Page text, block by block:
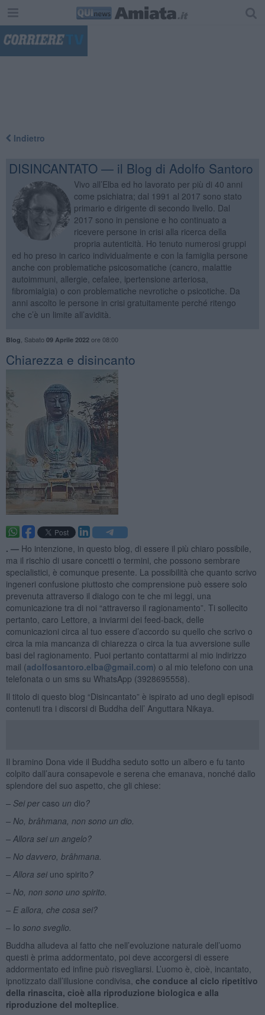
Indietro
DISINCANTATO — il Blog di Adolfo Santoro
Vivo all’Elba ed ho lavorato per più di 40 anni
come psichiatra; dal 1991 al 2017 sono stato
primario e dirigente di secondo livello. Dal
2017 sono in pensione e ho continuato a
ricevere persone in crisi alla ricerca della
propria autenticità. Ho tenuto numerosi gruppi
ed ho preso in carico individualmente e con la famiglia persone
anche con problematiche psicosomatiche (cancro, malattie
autoimmuni, allergie, cefalee, ipertensione arteriosa,
fibromialgia) o con problematiche nevrotiche o psicotiche. Da
anni ascolto le persone in crisi gratuitamente perché ritengo
che c’è un limite all’avidità.
Blog Sabato 09 Aprile 2022ore 08:00
​Chiarezza e disincanto
. — Ho intenzione, in questo blog, di essere il più chiaro possibile,
ma il rischio di usare concetti o termini, che possono sembrare
specialistici, è comunque presente. La possibilità che quanto scrivo
ingeneri confusione piuttosto che comprensione può essere solo
prevenuta attraverso il dialogo con te che mi leggi, una
comunicazione tra di noi “attraverso il ragionamento”. Ti sollecito
pertanto, caro Lettore, a inviarmi dei feed-back, delle
comunicazioni circa al tuo essere d’accordo su quello che scrivo o
circa la mia mancanza di chiarezza o circa la tua avversione sulle
basi del ragionamento. Puoi pertanto contattarmi al mio indirizzo
mail (adolfosantoro.elba@gmail.com) o al mio telefono con una
telefonata o un sms su WhatsApp (3928695558).
Il titolo di questo blog “Disincantato” è ispirato ad uno degli episodi
contenuti tra i discorsi di Buddha dell’ Anguttara Nikaya.
Il bramino Dona vide il Buddha seduto sotto un albero e fu tanto
colpito dall’aura consapevole e serena che emanava, nonché dallo
splendore del suo aspetto, che gli chiese:
– Sei per caso un dio?
– No, brâhmana, non sono un dio.
– Allora sei un angelo?
– No davvero, brâhmana.
– Allora sei uno spirito?
– No, non sono uno spirito.
– E allora, che cosa sei?
– Io sono sveglio.
Buddha alludeva al fatto che nell’evoluzione naturale dell’uomo
questi è prima addormentato, poi deve accorgersi di essere
addormentato ed infine può risvegliarsi. L’uomo è, cioè, incantato,
ipnotizzato dall’illusione condivisa, che conduce al ciclo ripetitivo
della rinascita, cioè alla riproduzione biologica e alla
riproduzione del molteplice